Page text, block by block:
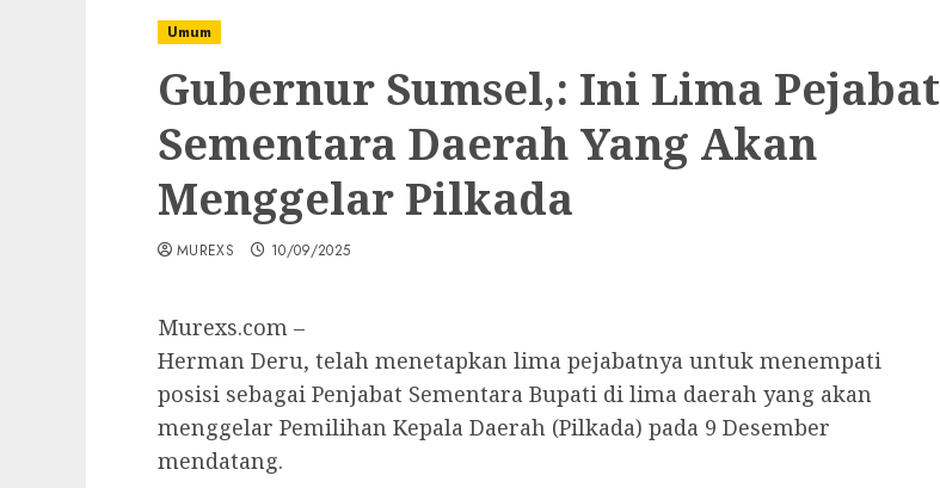
Umum
Gubernur Sumsel,: Ini Lima Pejabat
Sementara Daerah Yang Akan
Menggelar Pilkada
MUREXS 10/09/2025
Murexs.com –
Herman Deru, telah menetapkan lima pejabatnya untuk menempati
posisi sebagai Penjabat Sementara Bupati di lima daerah yang akan
menggelar Pemilihan Kepala Daerah (Pilkada) pada 9 Desember
mendatang.